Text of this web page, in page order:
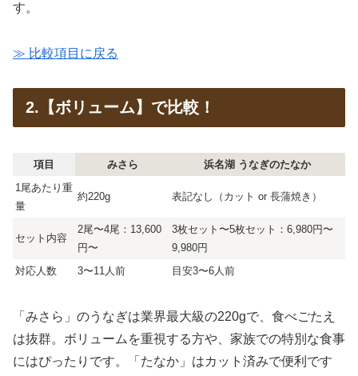
す。
≫ 比較項目に戻る
2.【ボリューム】で比較！
項目 みさら
浜名湖 うなぎのたなか
1尾あたり重
量
約220g 表記なし（カット or 長蒲焼き）
セット内容
2尾〜4尾：13,600
円〜
3枚セット〜5枚セット：6,980円〜
9,980円
対応人数
3〜11人前 目安3〜6人前
「みさら」のうなぎは業界最大級の220gで、食べごたえ
は抜群。ボリュームを重視する方や、家族での特別な食事
にはぴったりです。「たなか」はカット済みで便利です